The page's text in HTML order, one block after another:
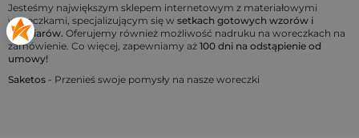
Jesteśmy największym sklepem internetowym z materiałowymi
woreczkami, specjalizującym się w setkach gotowych wzorów i
rozmiarów. Oferujemy również możliwość nadruku na woreczkach na
zamówienie. Co więcej, zapewniamy aż 100 dni na odstąpienie od
umowy!
Saketos - Przenieś swoje pomysły na nasze woreczki